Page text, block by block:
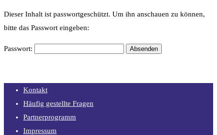
Dieser Inhalt ist passwortgeschützt. Um ihn anschauen zu können,
bitte das Passwort eingeben:
Passwort:
Kontakt
Häufig gestellte Fragen
Partnerprogramm
Impressum